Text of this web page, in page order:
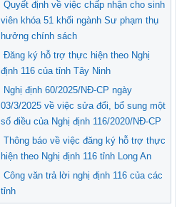
Quyết định về việc chấp nhận cho sinh
viên khóa 51 khối ngành Sư phạm thụ
hưởng chính sách
Đăng ký hỗ trợ thực hiện theo Nghị
định 116 của tỉnh Tây Ninh
Nghị định 60/2025/NĐ-CP ngày
03/3/2025 về việc sửa đổi, bổ sung một
số điều của Nghị định 116/2020/NĐ-CP
Thông báo về việc đăng ký hỗ trợ thực
hiện theo Nghị định 116 tỉnh Long An
Công văn trả lời nghị định 116 của các
tỉnh